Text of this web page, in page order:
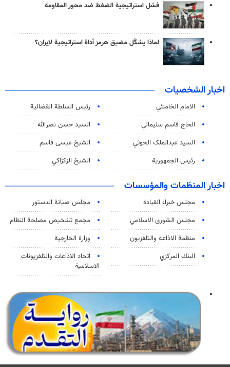
فشل استراتيجية الضغط ضد محور المقاومة
لماذا يشكّل مضيق هرمز أداة استراتيجية لإيران؟
اخبار الشخصيات
الامام الخامنئي
رئیس السلطة القضائیة
الحاج قاسم سليماني
السيد حسن نصرالله
السید عبدالملک الحوثي
الشيخ عيسى قاسم
رئيس الجمهورية
الشيخ الزكزاكي
اخبار المنظمات والمؤسسات
مجلس خبراء القيادة
مجلس صيانة الدستور
مجلس الشورى الاسلامي
مجمع تشخيص مصلحة النظام
منظمة الاذاعة والتلفزیون
وزارة الخارجية
البنك المركزي
اتحاد الاذاعات والتلفزيونات
الاسلامية